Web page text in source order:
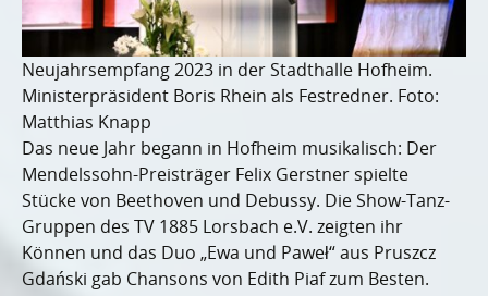
Neujahrsempfang 2023 in der Stadthalle Hofheim.
Ministerpräsident Boris Rhein als Festredner. Foto:
Matthias Knapp
Das neue Jahr begann in Hofheim musikalisch: Der
Mendelssohn-Preisträger Felix Gerstner spielte
Stücke von Beethoven und Debussy. Die Show-Tanz-
Gruppen des TV 1885 Lorsbach e.V. zeigten ihr
Können und das Duo „Ewa und Paweł“ aus Pruszcz
Gdański gab Chansons von Edith Piaf zum Besten.